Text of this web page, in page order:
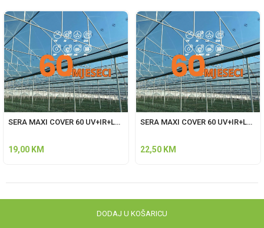
DODAJ U KOŠARICU
SERA MAXI COVER 60 UV+IR+LD+EVA+AF+AM+AB+AO 200 mic 10,5 metara širina
19,00 KM
SERA MAXI COVER 60 UV+IR+LD+EVA+AF+AM+AB+AO 200 mic 12,5 metara širina
22,50 KM